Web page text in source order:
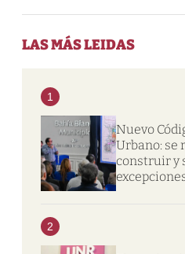
LAS MÁS LEIDAS
1
Nuevo
Urbano: se
construir y
2